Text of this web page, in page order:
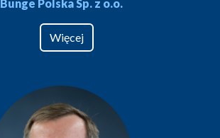
Bunge Polska Sp. z o.o.
Więcej